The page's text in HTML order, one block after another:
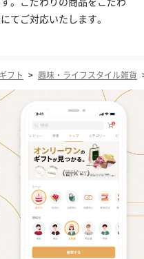
てご対応いたします。
フト > 趣味・ライフスタイル雑貨